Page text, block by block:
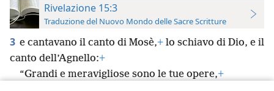
Rivelazione 15:3
Traduzione del Nuovo Mondo delle Sacre Scritture
3 e cantavano il canto di Mosè,+ lo schiavo di Dio, e il
canto dell’Agnello:+
“Grandi e meravigliose sono le tue opere,+